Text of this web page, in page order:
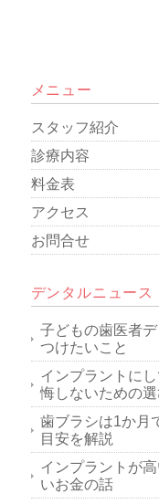
メニュー
スタッフ紹介
診療内容
料金表
アクセス
お問合せ
デンタルニュース
子どもの歯医者
つけたいこと
インプラントに
悔しないための
歯ブラシは1か月
目安を解説
インプラントが
いお金の話